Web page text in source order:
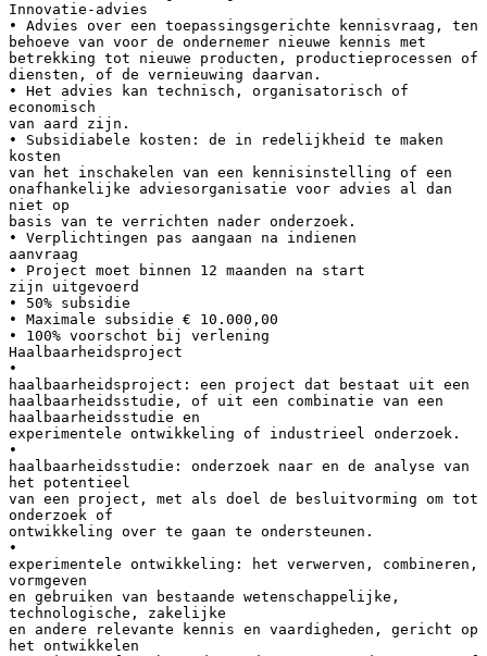
Innovatie-advies
• Advies over een toepassingsgerichte kennisvraag, ten
behoeve van voor de ondernemer nieuwe kennis met
betrekking tot nieuwe producten, productieprocessen of
diensten, of de vernieuwing daarvan.
• Het advies kan technisch, organisatorisch of
economisch
van aard zijn.
• Subsidiabele kosten: de in redelijkheid te maken
kosten
van het inschakelen van een kennisinstelling of een
onafhankelijke adviesorganisatie voor advies al dan
niet op
basis van te verrichten nader onderzoek.
• Verplichtingen pas aangaan na indienen
aanvraag
• Project moet binnen 12 maanden na start
zijn uitgevoerd
• 50% subsidie
• Maximale subsidie € 10.000,00
• 100% voorschot bij verlening
Haalbaarheidsproject
•
haalbaarheidsproject: een project dat bestaat uit een
haalbaarheidsstudie, of uit een combinatie van een
haalbaarheidsstudie en
experimentele ontwikkeling of industrieel onderzoek.
•
haalbaarheidsstudie: onderzoek naar en de analyse van
het potentieel
van een project, met als doel de besluitvorming om tot
onderzoek of
ontwikkeling over te gaan te ondersteunen.
•
experimentele ontwikkeling: het verwerven, combineren,
vormgeven
en gebruiken van bestaande wetenschappelijke,
technologische, zakelijke
en andere relevante kennis en vaardigheden, gericht op
het ontwikkelen